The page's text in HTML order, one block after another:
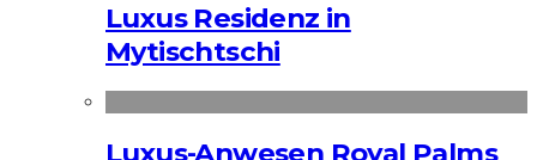
Luxus Residenz in
Mytischtschi
Luxus-Anwesen Royal Palms